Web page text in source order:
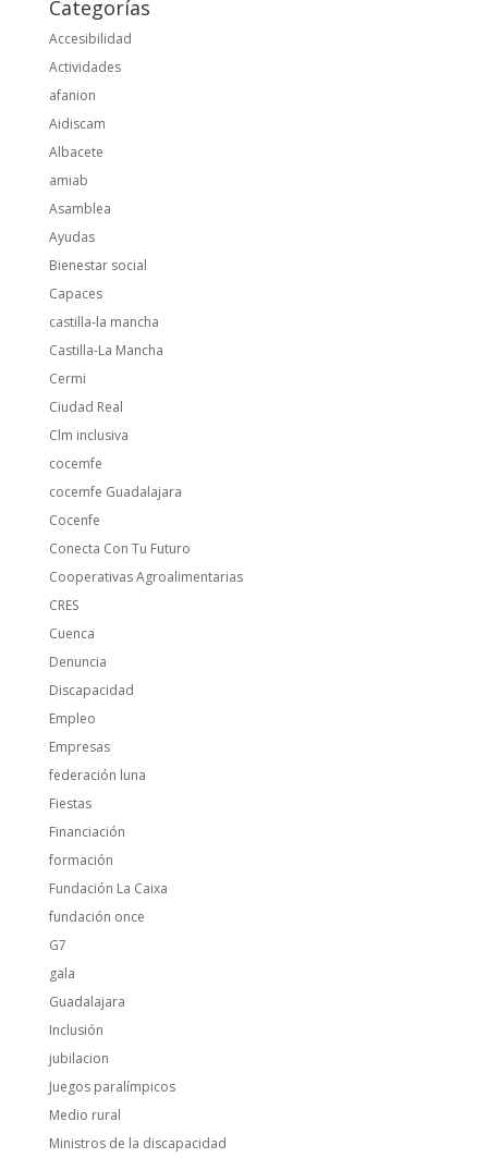
Categorías
Accesibilidad
Actividades
afanion
Aidiscam
Albacete
amiab
Asamblea
Ayudas
Bienestar social
Capaces
castilla-la mancha
Castilla-La Mancha
Cermi
Ciudad Real
Clm inclusiva
cocemfe
cocemfe Guadalajara
Cocenfe
Conecta Con Tu Futuro
Cooperativas Agroalimentarias
CRES
Cuenca
Denuncia
Discapacidad
Empleo
Empresas
federación luna
Fiestas
Financiación
formación
Fundación La Caixa
fundación once
G7
gala
Guadalajara
Inclusión
jubilacion
Juegos paralímpicos
Medio rural
Ministros de la discapacidad